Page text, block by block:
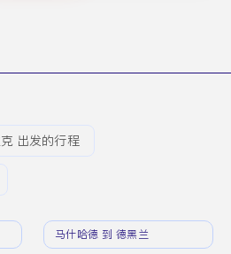
出发的行程
马什哈德 到 德黑兰